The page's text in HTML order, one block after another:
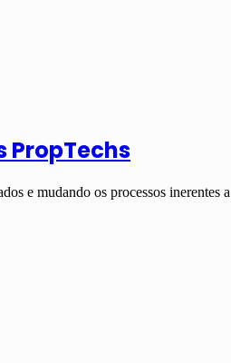
PropTechs
e mudando os processos inerentes